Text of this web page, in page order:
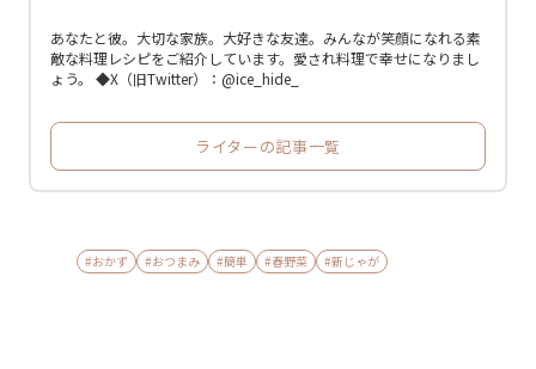
あなたと彼。大切な家族。大好きな友達。みんなが笑顔になれる素
敵な料理レシピをご紹介しています。愛され料理で幸せになりまし
ょう。 ◆X（旧Twitter）：@ice_hide_
ライターの記事一覧
#おかず #おつまみ #簡単 #春野菜 #新じゃが